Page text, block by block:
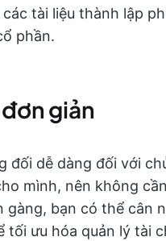
tài liệu thành lập
phần.
giản
đối dễ dàng đối với
mình, nên không
gàng, bạn có thể cân
tối ưu hóa quản lý tài